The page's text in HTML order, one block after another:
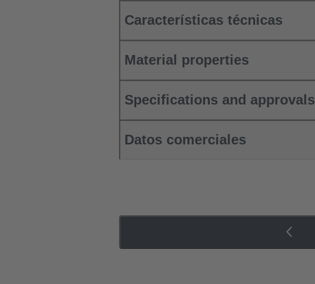
Características técnicas
Material properties
Specifications and approvals
Datos comerciales